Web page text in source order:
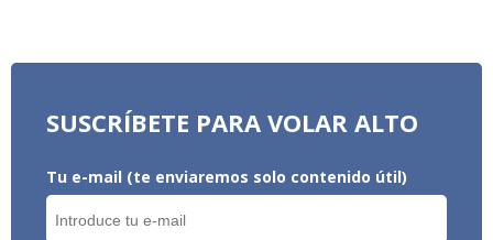
SUSCRÍBETE PARA VOLAR ALTO
Tu e-mail (te enviaremos solo contenido útil)